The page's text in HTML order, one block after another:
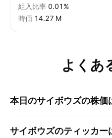
組入比率 0.01%
時価 ‪14.27 M‬
よくあ
本日のサイボウズの株価
サイボウズのティッカー